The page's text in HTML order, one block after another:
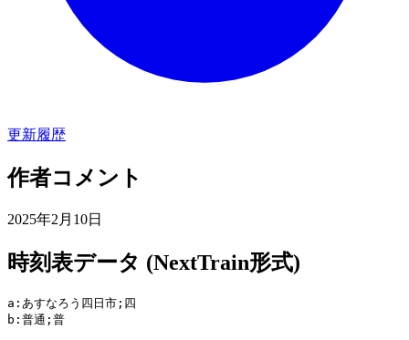
更新履歴
作者コメント
2025年2月10日
時刻表データ (NextTrain形式)
a:あすなろう四日市;四
b:普通;普